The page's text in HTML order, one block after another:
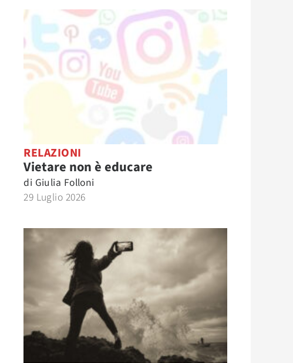
RELAZIONI
Vietare non è educare
di Giulia Folloni
29 Luglio 2026